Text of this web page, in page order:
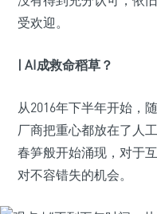
受欢迎。
| AI成救命稻草？
从2016年下半年开始，
厂商把重心都放在了人
春笋般开始涌现，对于
对不容错失的机会。